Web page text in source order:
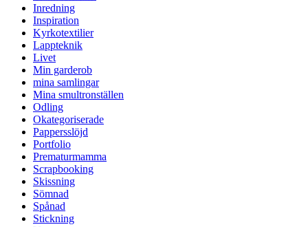
Inredning
Inspiration
Kyrkotextilier
Lappteknik
Livet
Min garderob
mina samlingar
Mina smultronställen
Odling
Okategoriserade
Pappersslöjd
Portfolio
Prematurmamma
Scrapbooking
Skissning
Sömnad
Spånad
Stickning